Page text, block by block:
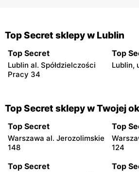
Top Secret sklepy w Lublin
Top Secret
Lublin al. Spółdzielczości
Pracy 34
Top
Lublin,
Top Secret sklepy w Twojej
Top Secret
Warszawa al. Jerozolimskie
148
Top
124
Top Secret Top